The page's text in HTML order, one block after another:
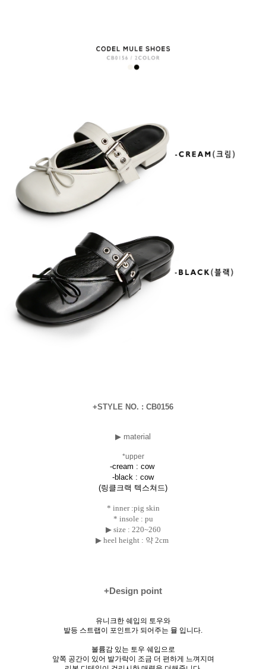
+STYLE NO. : CB0156
▶ material
*upper
-cream : cow
-black : cow
(링클크랙 텍스쳐드)
* inner :pig skin
* insole : pu
▶ size : 220~260
▶ heel height : 약 2cm
+Design point
유니크한 쉐입의 토우와
발등 스트랩이 포인트가 되어주는 뮬 입니다.
볼륨감 있는 토우 쉐입으로
앞쪽 공간이 있어 발가락이 조금 더 편하게 느껴지며